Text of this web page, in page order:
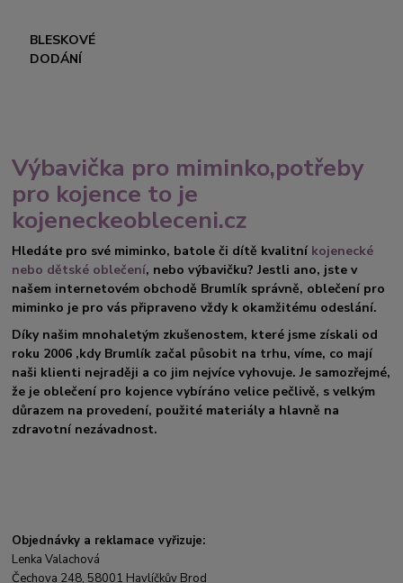
BLESKOVÉ
DODÁNÍ
Výbavička pro miminko,potřeby
pro kojence to je
kojeneckeobleceni.cz
Hledáte pro své miminko, batole či dítě kvalitní kojenecké
nebo dětské oblečení, nebo výbavičku? Jestli ano, jste v
našem internetovém obchodě Brumlík správně, oblečení pro
miminko je pro vás připraveno vždy k okamžitému odeslání.
Díky našim mnohaletým zkušenostem, které jsme získali od
roku 2006 ,kdy Brumlík začal působit na trhu, víme, co mají
naši klienti nejraději a co jim nejvíce vyhovuje. Je samozřejmé,
že je oblečení pro kojence vybíráno velice pečlivě, s velkým
důrazem na provedení, použité materiály a hlavně na
zdravotní nezávadnost.
Objednávky a reklamace vyřizuje:
Lenka Valachová
Čechova 248, 58001 Havlíčkův Brod